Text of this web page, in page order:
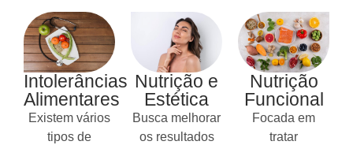
Intolerâncias
Alimentares
Existem vários
tipos de
Nutrição e
Estética
Busca melhorar
os resultados
Nutrição
Funcional
Focada em
tratar